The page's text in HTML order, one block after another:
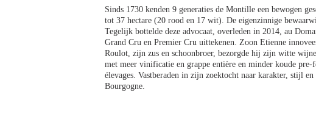
Sinds 1730 kenden 9 generaties de Montille een bewogen
tot 37 hectare (20 rood en 17 wit). De eigenzinnige
Tegelijk bottelde deze advocaat, overleden in 2014, au
Grand Cru en Premier Cru uittekenen. Zoon Etienne
Roulot, zijn zus en schoonbroer, bezorgde hij zijn witte
met meer vinificatie en grappe entière en minder koude
élevages. Vastberaden in zijn zoektocht naar karakter, stijl
Bourgogne.